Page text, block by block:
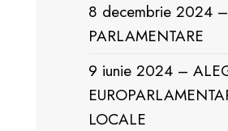
8 decembrie 2024
PARLAMENTARE
9 iunie 2024 –
LOCALE